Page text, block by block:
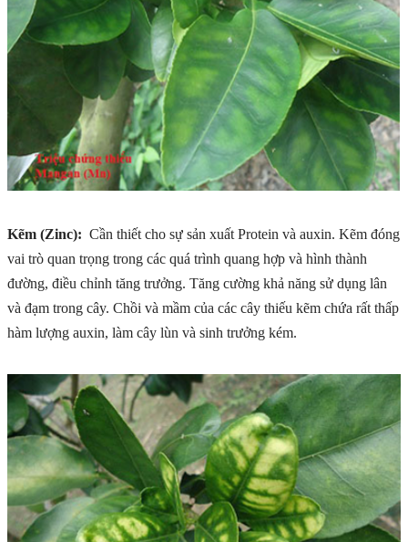
Kẽm (Zinc): Cần thiết cho sự sản xuất Protein và auxin. Kẽm đóng
vai trò quan trọng trong các quá trình quang hợp và hình thành
đường, điều chỉnh tăng trưởng. Tăng cường khả năng sử dụng lân
và đạm trong cây. Chồi và mầm của các cây thiếu kẽm chứa rất thấp
hàm lượng auxin, làm cây lùn và sinh trưởng kém.